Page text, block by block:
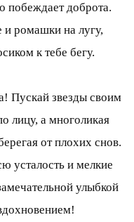
побеждает доброта.
и ромашки на лугу,
к тебе бегу.
Пускай звезды своим
лицу, а многоликая
от плохих снов.
усталость и мелкие
улыбкой